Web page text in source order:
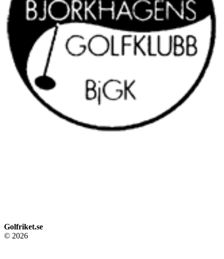
Golfriket.se
© 2026